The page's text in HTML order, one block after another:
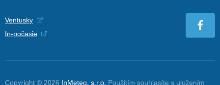
Ventusky
In-počasie
Copyright © 2026 InMeteo, s.r.o. Použitím souhlasíte s uložením